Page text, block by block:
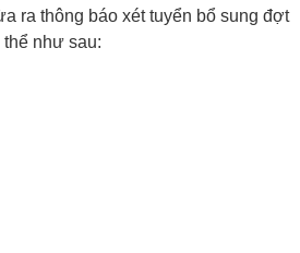
ra thông báo xét tuyển bổ sung đợt
thể như sau: